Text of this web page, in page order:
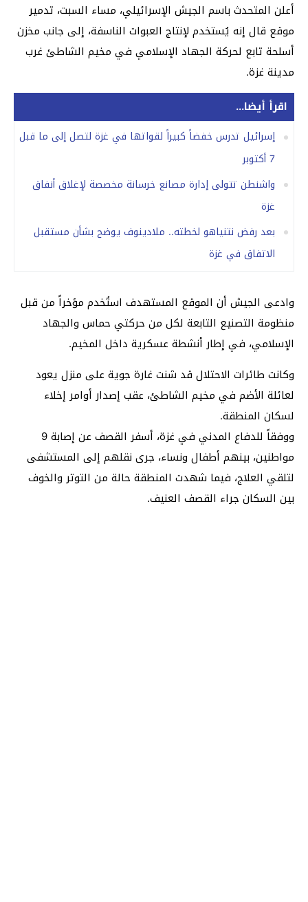
أعلن المتحدث باسم الجيش الإسرائيلي، مساء السبت، تدمير
موقع قال إنه يُستخدم لإنتاج العبوات الناسفة، إلى جانب مخزن
أسلحة تابع لحركة الجهاد الإسلامي في مخيم الشاطئ غرب
مدينة غزة.
اقرأ أيضا...
إسرائيل تدرس خفضاً كبيراً لقواتها في غزة لتصل إلى ما قبل
7 أكتوبر
واشنطن تتولى إدارة مصانع خرسانة مخصصة لإغلاق أنفاق
غزة
بعد رفض نتنياهو لخطته.. ملادينوف يوضح بشأن مستقبل
الاتفاق في غزة
وادعى الجيش أن الموقع المستهدف استُخدم مؤخراً من قبل
منظومة التصنيع التابعة لكل من حركتي حماس والجهاد
الإسلامي، في إطار أنشطة عسكرية داخل المخيم.
وكانت طائرات الاحتلال قد شنت غارة جوية على منزل يعود
لعائلة الأضم في مخيم الشاطئ، عقب إصدار أوامر إخلاء
لسكان المنطقة.
ووفقاً للدفاع المدني في غزة، أسفر القصف عن إصابة 9
مواطنين، بينهم أطفال ونساء، جرى نقلهم إلى المستشفى
لتلقي العلاج، فيما شهدت المنطقة حالة من التوتر والخوف
بين السكان جراء القصف العنيف.